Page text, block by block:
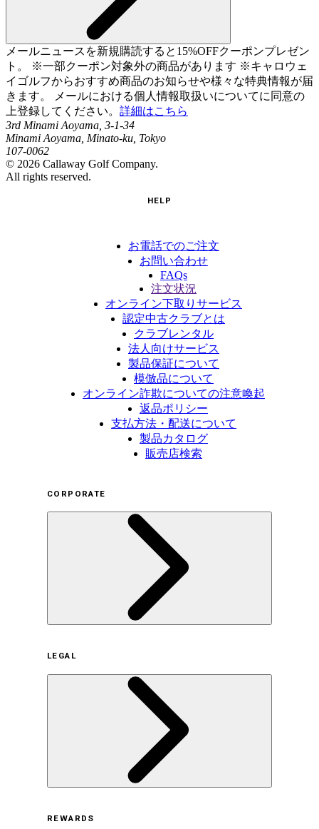
メールニュースを新規購読すると15%OFFクーポンプレゼン
ト。 ※一部クーポン対象外の商品があります ※キャロウェ
イゴルフからおすすめ商品のお知らせや様々な特典情報が届
きます。 メールにおける個人情報取扱いについてに同意の
上登録してください。 詳細はこちら
3rd Minami Aoyama, 3-1-34
Minami Aoyama, Minato-ku, Tokyo
107-0062
© 2026 Callaway Golf Company.
All rights reserved.
HELP
お電話でのご注文
お問い合わせ
FAQs
注文状況
オンライン下取りサービス
認定中古クラブとは
クラブレンタル
法人向けサービス
製品保証について
模倣品について
オンライン詐欺についての注意喚起
返品ポリシー
支払方法・配送について
製品カタログ
販売店検索
CORPORATE
サステナビリティの取り組み（日本）
サステナビリティの取り組み（米国/英語）
ヒストリー
採用情報
LEGAL
REWARDS